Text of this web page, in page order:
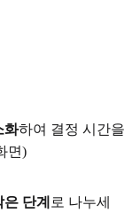
화하여 결정 시간을
면)
단계 로 나누세